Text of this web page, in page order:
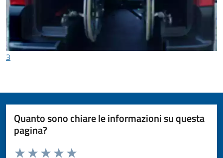
3
Quanto sono chiare le informazioni su questa
pagina?
Valuta da 1 a 5 stelle la pagina